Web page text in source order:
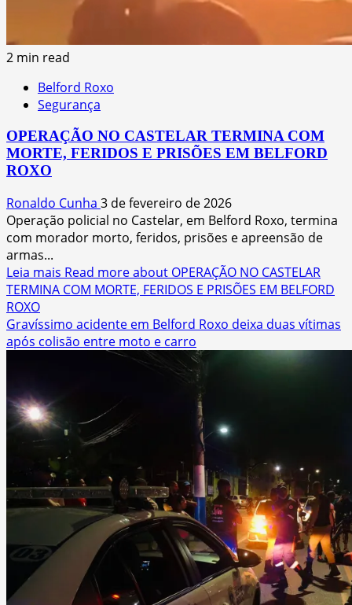
2 min read
Belford Roxo
Segurança
OPERAÇÃO NO CASTELAR TERMINA COM
MORTE, FERIDOS E PRISÕES EM BELFORD
ROXO
Ronaldo Cunha 3 de fevereiro de 2026
Operação policial no Castelar, em Belford Roxo, termina
com morador morto, feridos, prisões e apreensão de
armas...
Leia mais Read more about OPERAÇÃO NO CASTELAR
TERMINA COM MORTE, FERIDOS E PRISÕES EM BELFORD
ROXO
Gravíssimo acidente em Belford Roxo deixa duas vítimas
após colisão entre moto e carro